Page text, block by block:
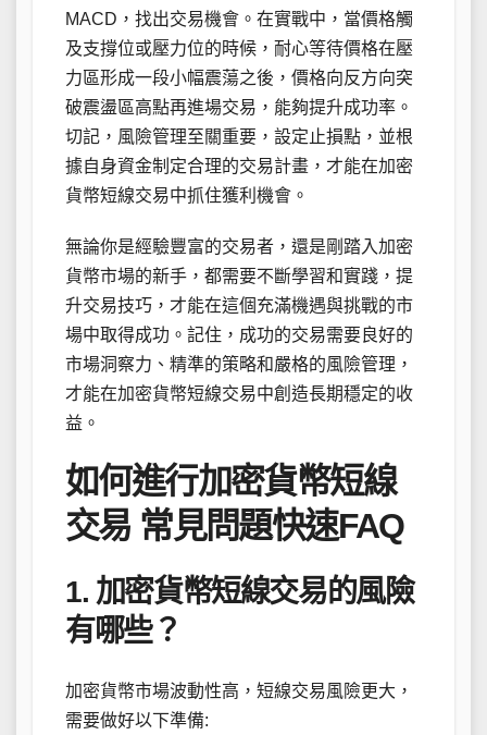
MACD，找出交易機會。在實戰中，當價格觸
及支撐位或壓力位的時候，耐心等待價格在壓
力區形成一段小幅震蕩之後，價格向反方向突
破震盪區高點再進場交易，能夠提升成功率。
切記，風險管理至關重要，設定止損點，並根
據自身資金制定合理的交易計畫，才能在加密
貨幣短線交易中抓住獲利機會。
無論你是經驗豐富的交易者，還是剛踏入加密
貨幣市場的新手，都需要不斷學習和實踐，提
升交易技巧，才能在這個充滿機遇與挑戰的市
場中取得成功。記住，成功的交易需要良好的
市場洞察力、精準的策略和嚴格的風險管理，
才能在加密貨幣短線交易中創造長期穩定的收
益。
如何進行加密貨幣短線
交易 常見問題快速FAQ
1. 加密貨幣短線交易的風險
有哪些？
加密貨幣市場波動性高，短線交易風險更大，
需要做好以下準備: